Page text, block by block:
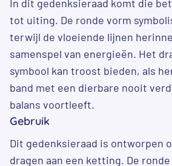
In dit gedenksieraad komt die
tot uiting. De ronde vorm
terwijl de vloeiende lijnen
samenspel van energieën. Het
symbool kan troost bieden, als
band met een dierbare nooit
balans voortleeft.
Gebruik
Dit gedenksieraad is ontworpen
dragen aan een ketting. De